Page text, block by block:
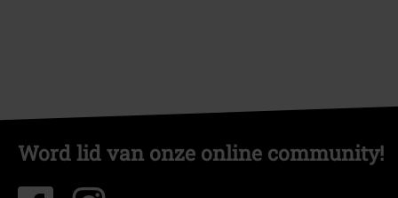
Word lid van onze online community!